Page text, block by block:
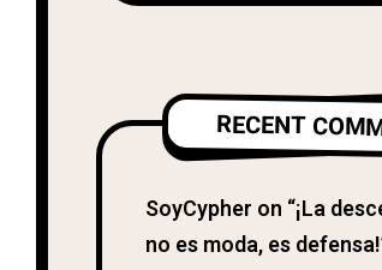
SoyCypher on “¡La
no es moda, es